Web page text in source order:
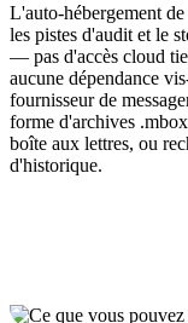
L'auto-hébergement
les pistes d'audit et le
— pas d'accès cloud
aucune dépendance
fournisseur de
forme d'archives
boîte aux lettres, ou
d'historique.